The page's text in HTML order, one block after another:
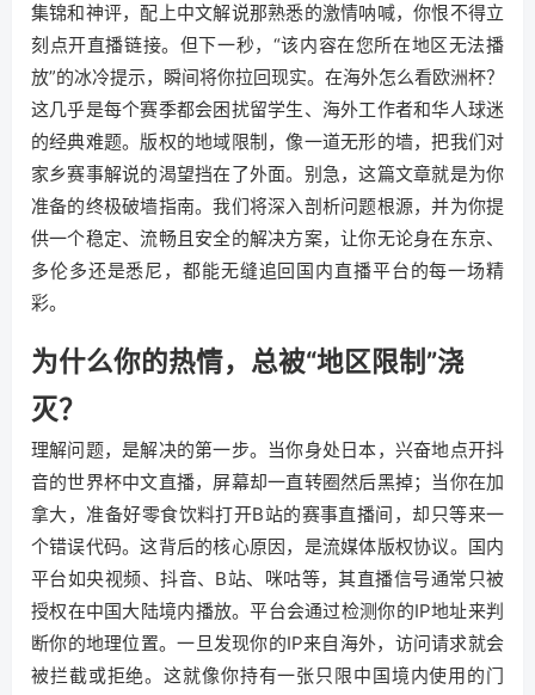
集锦和神评，配上中文解说那熟悉的激情呐喊，你恨不得立
刻点开直播链接。但下一秒，“该内容在您所在地区无法播
放”的冰冷提示，瞬间将你拉回现实。在海外怎么看欧洲杯？
这几乎是每个赛季都会困扰留学生、海外工作者和华人球迷
的经典难题。版权的地域限制，像一道无形的墙，把我们对
家乡赛事解说的渴望挡在了外面。别急，这篇文章就是为你
准备的终极破墙指南。我们将深入剖析问题根源，并为你提
供一个稳定、流畅且安全的解决方案，让你无论身在东京、
多伦多还是悉尼，都能无缝追回国内直播平台的每一场精
彩。
为什么你的热情，总被“地区限制”浇
灭？
理解问题，是解决的第一步。当你身处日本，兴奋地点开抖
音的世界杯中文直播，屏幕却一直转圈然后黑掉；当你在加
拿大，准备好零食饮料打开B站的赛事直播间，却只等来一
个错误代码。这背后的核心原因，是流媒体版权协议。国内
平台如央视频、抖音、B站、咪咕等，其直播信号通常只被
授权在中国大陆境内播放。平台会通过检测你的IP地址来判
断你的地理位置。一旦发现你的IP来自海外，访问请求就会
被拦截或拒绝。这就像你持有一张只限中国境内使用的门